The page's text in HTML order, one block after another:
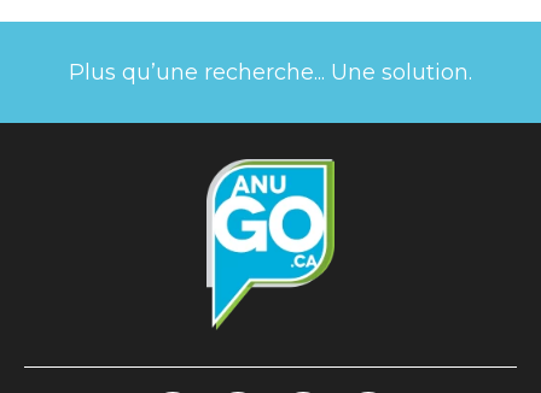
Plus qu’une recherche... Une solution.